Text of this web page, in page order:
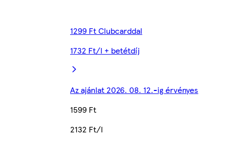
1299 Ft Clubcarddal
1732 Ft/l + betétdíj
Az ajánlat 2026. 08. 12.-ig érvényes
1599 Ft
2132 Ft/l